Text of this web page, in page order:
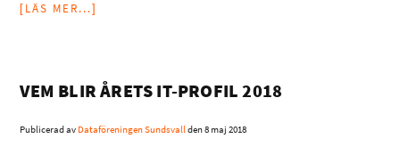
[LÄS MER...]
VEM BLIR ÅRETS IT-PROFIL 2018
Publicerad av Dataföreningen Sundsvallden8 maj 2018